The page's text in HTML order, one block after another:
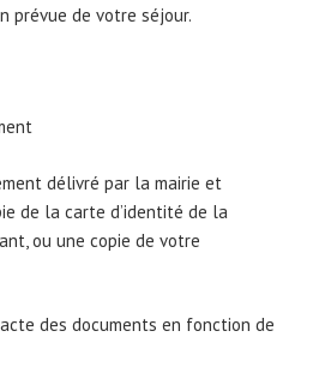
prévue de votre séjour.
délivré par la mairie et
de la carte d’identité de la
ou une copie de votre
des documents en fonction de